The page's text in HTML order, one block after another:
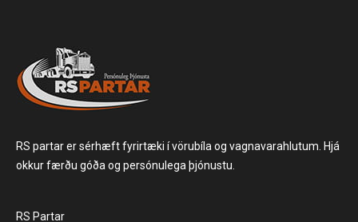
RS partar er sérhæft fyrirtæki í vörubíla og vagnavarahlutum. Hjá
okkur færðu góða og persónulega þjónustu.
RS Partar